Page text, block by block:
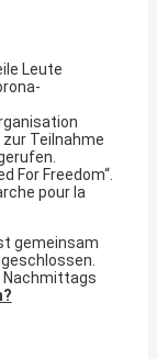
Leute
zur Teilnahme
For Freedom“.
pour la
gemeinsam
Nachmittags